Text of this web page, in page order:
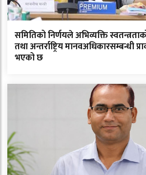
समितिको निर्णयले अभिव्यक्ति
तथा अन्तर्राष्ट्रिय मानवअधिकारसम्बन्धी
भएको छ